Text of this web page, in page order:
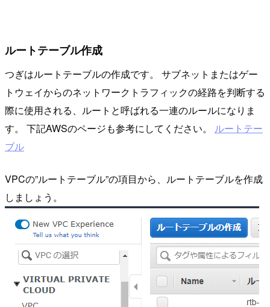
ルートテーブル作成
つぎはルートテーブルの作成です。 サブネットまたはゲー
トウェイからのネットワークトラフィックの経路を判断する
際に使用される、ルートと呼ばれる一連のルールになりま
す。 下記AWSのページも参考にしてください。 ルートテー
ブル
VPCの”ルートテーブル”の項目から、ルートテーブルを作成
しましょう。